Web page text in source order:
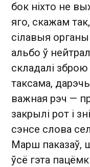
бок ніхто не
яго, скажам
сілавыя органы
альбо ў
складалі зброю
таксама,
важная рэч —
закрылі рот і
сэнсе слова
Марш паказаў,
ўсё гэта